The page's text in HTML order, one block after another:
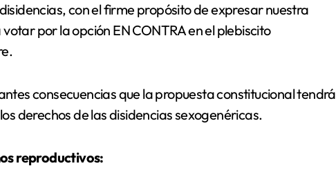
con el firme propósito de expresar nuestra
por la opción EN CONTRA en el plebiscito
consecuencias que la propuesta constitucional tendrá
derechos de las disidencias sexogenéricas.
reproductivos: